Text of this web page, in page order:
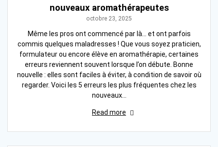
nouveaux aromathérapeutes
octobre 23, 2025
Même les pros ont commencé par là… et ont parfois
commis quelques maladresses ! Que vous soyez praticien,
formulateur ou encore élève en aromathérapie, certaines
erreurs reviennent souvent lorsque l’on débute. Bonne
nouvelle : elles sont faciles à éviter, à condition de savoir où
regarder. Voici les 5 erreurs les plus fréquentes chez les
nouveaux…
Read more